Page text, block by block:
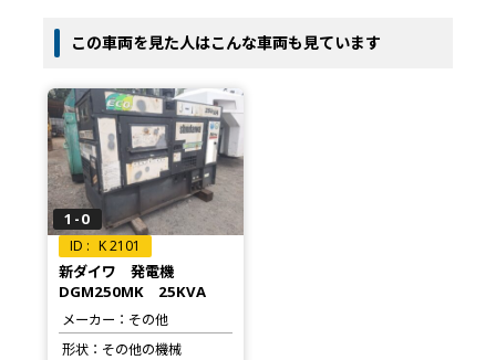
この車両を見た人はこんな車両も見ています
1-0
K 2101
新ダイワ 発電機
DGM250MK 25KVA
メーカー
その他
形状
その他の機械